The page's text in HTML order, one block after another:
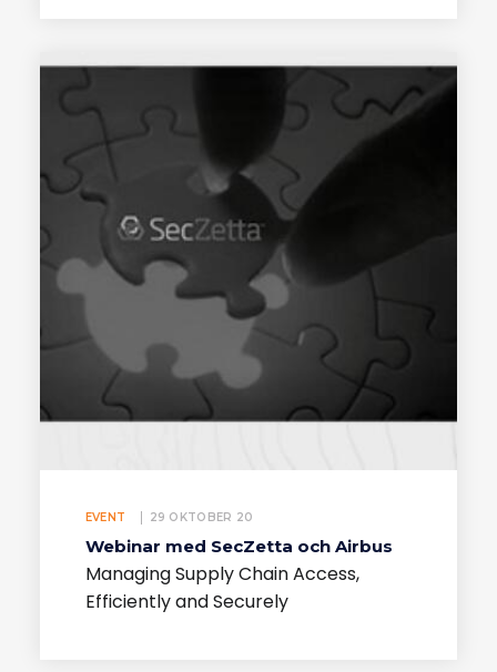
EVENT 29 OKTOBER 20
Webinar med SecZetta och Airbus
Managing Supply Chain Access,
Efficiently and Securely